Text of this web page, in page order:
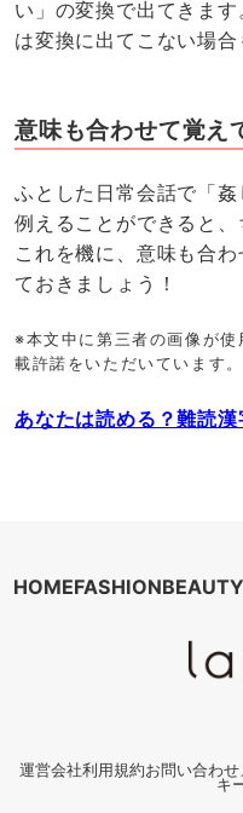
い」の変換で出てきま
は変換に出てこない場合
意味も合わせて覚え
ふとした日常会話で「
例えることができると、
これを機に、意味も合
ておきましょう！
※本文中に第三者の画像が
載許諾をいただいています。
あなたは読める？難読
HOMEFASHIONBEAUTY
運営会社利用規約お問い合わせ
キ